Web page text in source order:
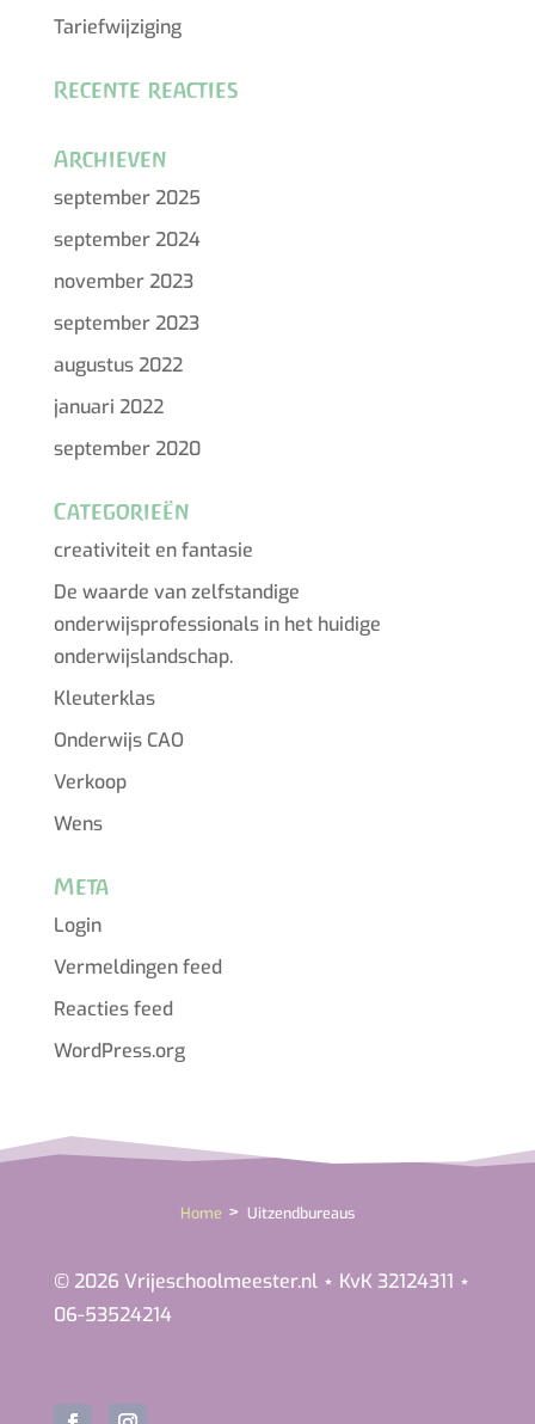
Tariefwijziging
Recente reacties
Archieven
september 2025
september 2024
november 2023
september 2023
augustus 2022
januari 2022
september 2020
Categorieën
creativiteit en fantasie
De waarde van zelfstandige
onderwijsprofessionals in het huidige
onderwijslandschap.
Kleuterklas
Onderwijs CAO
Verkoop
Wens
Meta
Login
Vermeldingen feed
Reacties feed
WordPress.org
Home > Uitzendbureaus
© 2026 Vrijeschoolmeester.nl ⋆ KvK 32124311 ⋆
06-53524214